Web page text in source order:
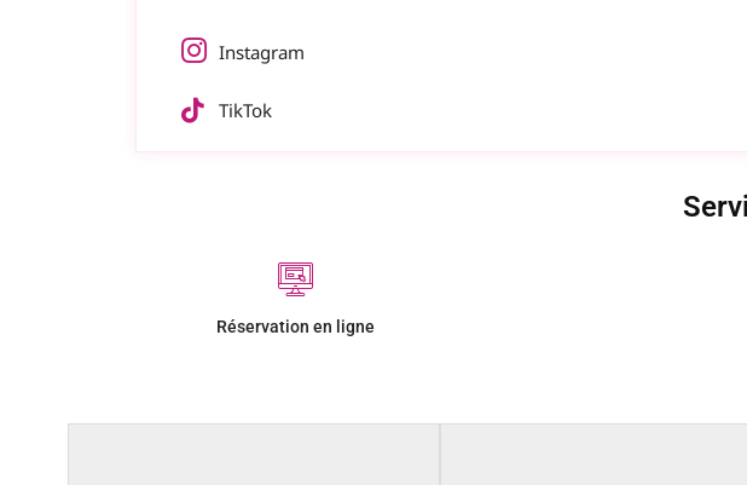
Instagram
TikTok
Réservation en ligne